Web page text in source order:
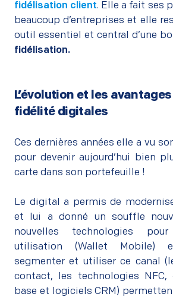
fidélisation client. Elle a fait ses
beaucoup d’entreprises et elle
outil essentiel et central d’une
fidélisation.
L’évolution et les
fidélité digitales
Ces dernières années elle a vu
pour devenir aujourd’hui bien
carte dans son portefeuille !
Le digital a permis de
et lui a donné un souffle
nouvelles technologies
utilisation (Wallet Mobile)
segmenter et utiliser ce canal
contact, les technologies NFC,
base et logiciels CRM)